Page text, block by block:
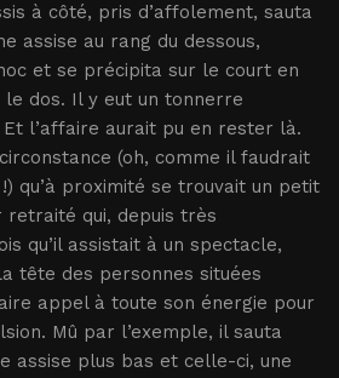
à côté, pris d’affolement, sauta
assise au rang du dessous,
et se précipita sur le court en
dos. Il y eut un tonnerre
Et l’affaire aurait pu en rester là.
(oh, comme il faudrait
qu’à proximité se trouvait un petit
retraité qui, depuis très
qu’il assistait à un spectacle,
tête des personnes situées
appel à toute son énergie pour
Mû par l’exemple, il sauta
assise plus bas et celle-ci, une